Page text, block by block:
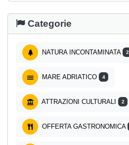
Categorie
NATURA INCONTAMINATA 2
MARE ADRIATICO 4
ATTRAZIONI CULTURALI 2
OFFERTA GASTRONOMICA